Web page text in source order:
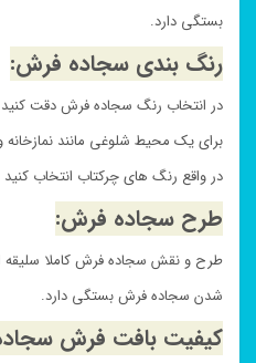
بستگی دارد.
رنگ بندی سجاده فرش:
در انتخاب رنگ سجاده فرش دقت
برای یک محیط شلوغی مانند
در واقع رنگ های چرکتاب انتخاب کنید
طرح سجاده فرش:
طرح و نقش سجاده فرش کاملا
شدن سجاده فرش بستگی دارد.
کیفیت بافت فرش